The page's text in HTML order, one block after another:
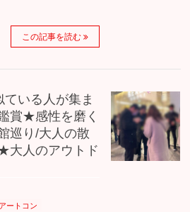
この記事を読む
ている人が集ま
賞★感性を磨く
巡り/大人の散
人のアウトド
アートコン